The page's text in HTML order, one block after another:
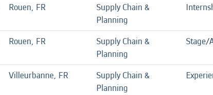
Rouen, FR
Supply Chain &
Planning
Rouen, FR
Supply Chain &
Planning
Stage/
Villeurbanne, FR
Supply Chain &
Planning